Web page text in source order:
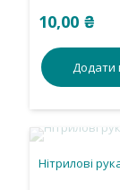
10,00 ₴
Додати
Нітрилові